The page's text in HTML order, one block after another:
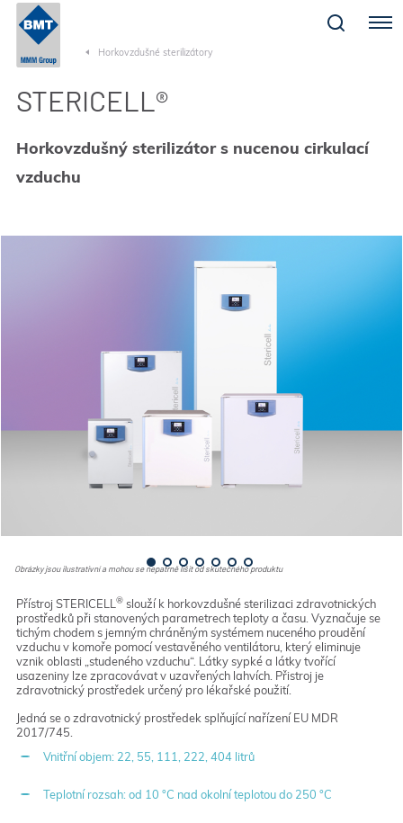
Menu
Horkovzdušné sterilizátory
STERICELL®
Horkovzdušný sterilizátor s nucenou cirkulací
vzduchu
Obrázky jsou ilustrativní a mohou se nepatrně lišit od skutečného produktu
Přístroj STERICELL ®slouží k horkovzdušné sterilizaci zdravotnických
prostředků při stanovených parametrech teploty a času. Vyznačuje se
tichým chodem s jemným chráněným systémem nuceného proudění
vzduchu v komoře pomocí vestavěného ventilátoru, který eliminuje
vznik oblasti „studeného vzduchu“. Látky sypké a látky tvořící
usazeniny lze zpracovávat v uzavřených lahvích. Přistroj je
zdravotnický prostředek určený pro lékařské použití.
Jedná se o zdravotnický prostředek splňující nařízení EU MDR
2017/745.
Vnitřní objem: 22, 55, 111, 222, 404 litrů
Teplotní rozsah: od 10 °C nad okolní teplotou do 250 °C